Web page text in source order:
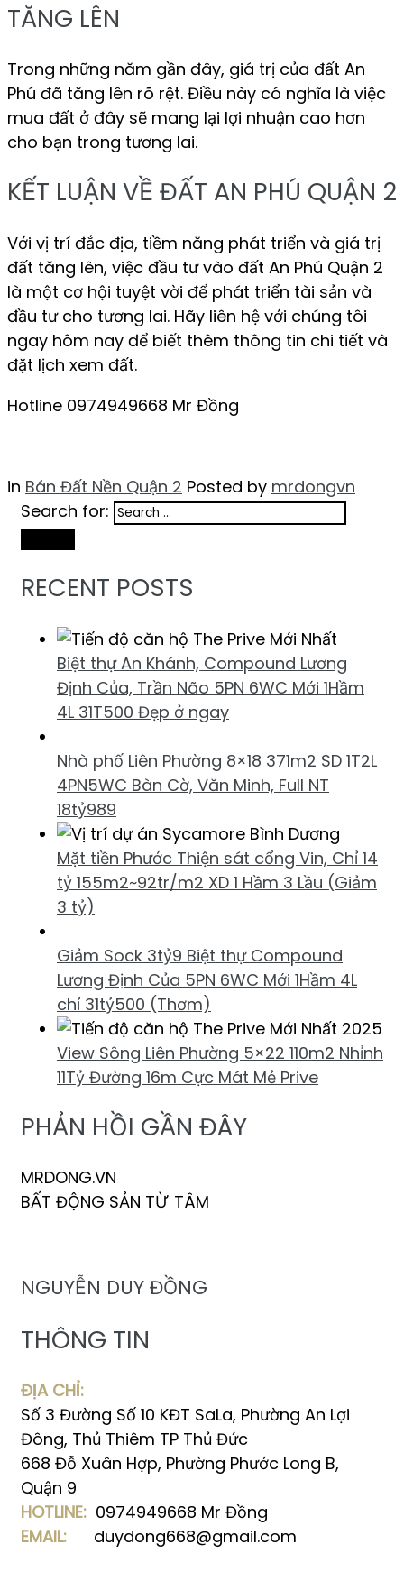
TĂNG LÊN
Trong những năm gần đây, giá trị của đất An
Phú đã tăng lên rõ rệt. Điều này có nghĩa là việc
mua đất ở đây sẽ mang lại lợi nhuận cao hơn
cho bạn trong tương lai.
KẾT LUẬN VỀ ĐẤT AN PHÚ QUẬN 2
Với vị trí đắc địa, tiềm năng phát triển và giá trị
đất tăng lên, việc đầu tư vào đất An Phú Quận 2
là một cơ hội tuyệt vời để phát triển tài sản và
đầu tư cho tương lai. Hãy liên hệ với chúng tôi
ngay hôm nay để biết thêm thông tin chi tiết và
đặt lịch xem đất.
Hotline 0974949668 Mr Đồng
in Bán Đất Nền Quận 2 Posted by mrdongvn
Search for:
RECENT POSTS
Biệt thự An Khánh, Compound Lương
Định Của, Trần Não 5PN 6WC Mới 1Hầm
4L 31T500 Đẹp ở ngay
Nhà phố Liên Phường 8×18 371m2 SD 1T2L
4PN5WC Bàn Cờ, Văn Minh, Full NT
18tỷ989
Mặt tiền Phước Thiện sát cổng Vin, Chỉ 14
tỷ 155m2~92tr/m2 XD 1 Hầm 3 Lầu (Giảm
3 tỷ)
Giảm Sock 3tỷ9 Biệt thự Compound
Lương Định Của 5PN 6WC Mới 1Hầm 4L
chỉ 31tỷ500 (Thơm)
View Sông Liên Phường 5×22 110m2 Nhỉnh
11Tỷ Đường 16m Cực Mát Mẻ Prive
PHẢN HỒI GẦN ĐÂY
MRDONG.VN
BẤT ĐỘNG SẢN TỪ TÂM
NGUYỄN DUY ĐỒNG
THÔNG TIN
ĐỊA CHỈ:
Số 3 Đường Số 10 KĐT SaLa, Phường An Lợi
Đông, Thủ Thiêm TP Thủ Đức
668 Đỗ Xuân Hợp, Phường Phước Long B,
Quận 9
HOTLINE: 0974949668 Mr Đồng
EMAIL: duydong668@gmail.com